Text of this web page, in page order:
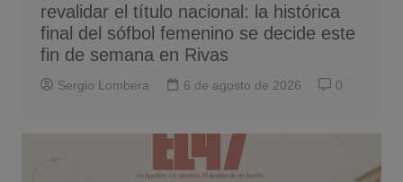
revalidar el título nacional: la histórica
final del sófbol femenino se decide este
fin de semana en Rivas
Sergio Lombera 6 de agosto de 2026 0